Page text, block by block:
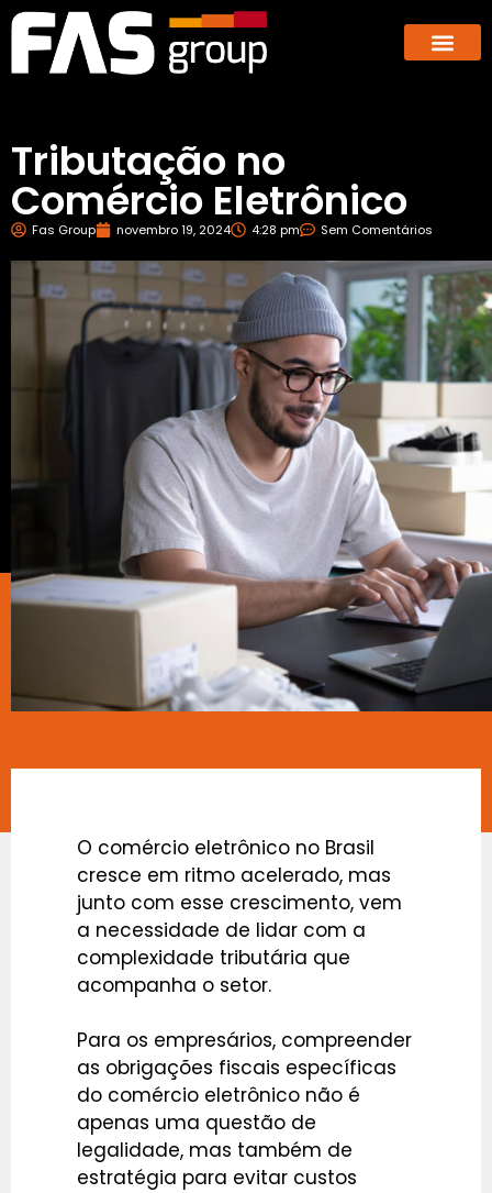
Tributação no
Comércio Eletrônico
Fas Group novembro 19, 2024 4:28 pm Sem Comentários
O comércio eletrônico no Brasil
cresce em ritmo acelerado, mas
junto com esse crescimento, vem
a necessidade de lidar com a
complexidade tributária que
acompanha o setor.
Para os empresários, compreender
as obrigações fiscais específicas
do comércio eletrônico não é
apenas uma questão de
legalidade, mas também de
estratégia para evitar custos